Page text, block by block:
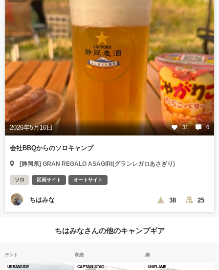
2026年5月16日 31 0
会社BBQからのソロキャンプ
[静岡県] GRAN REGALO ASAGIRI(グランレガロあさぎり)
ソロ 区画サイト オートサイト
ちはみな 38 25
ちはみなさんの他のキャンプギア
テント
URBANSIDE
収納
CAPTAIN STAG
網
UNIFLAME